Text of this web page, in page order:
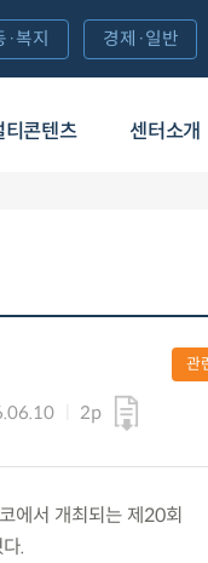
티콘텐츠 센터소개
·복지 경제·일반
2p
관
에서 개최되는 제20회
.